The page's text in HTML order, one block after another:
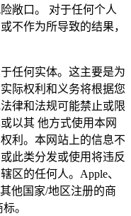
敞口。 对于任何个人
不作为所导致的结果，
任何实体。这主要是为
际权利和义务将根据您
律和法规可能禁止或限
以其 他方式使用本网
利。本网站上的信息不
此类分发或使用将违反
区的任何人。Apple、
他国家/地区注册的商
。